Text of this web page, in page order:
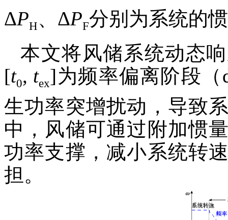
ΔPH、ΔPF分别为系统的
本文将风储系统动态
[t0, tex]为频率偏离阶段（
生功率突增扰动，导致
中，风储可通过附加惯
功率支撑，减小系统转
担。